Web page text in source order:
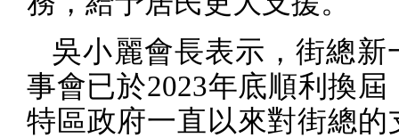
吳小麗會長表示，街總新
事會已於2023年底順利換屆
特區政府一直以來對街總的